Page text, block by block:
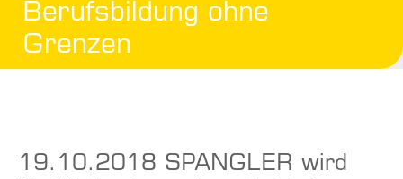
Berufsbildung ohne
Grenzen
19.10.2018 SPANGLER wird